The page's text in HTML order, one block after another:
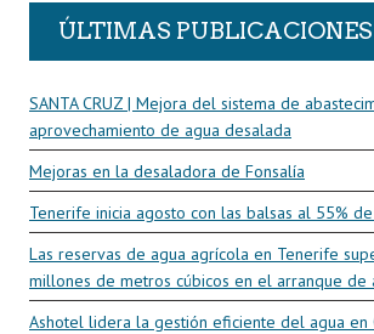
ÚLTIMAS PUBLICACIONES
SANTA CRUZ | Mejora del sistema de
aprovechamiento de agua desalada
Mejoras en la desaladora de Fonsalía
Tenerife inicia agosto con las balsas al 55%
Las reservas de agua agrícola en Tenerife
millones de metros cúbicos en el arranque de
Ashotel lidera la gestión eficiente del agua en